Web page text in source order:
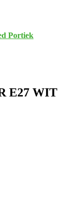
Portiek
E27 WIT